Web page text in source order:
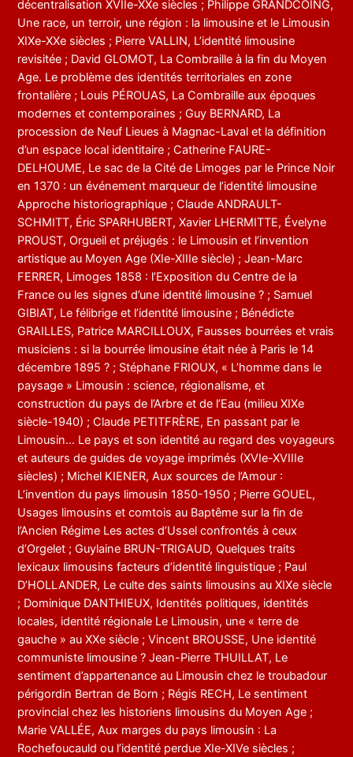
décentralisation XVIIe-XXe siècles ; Philippe GRANDCOING,
Une race, un terroir, une région : la limousine et le Limousin
XIXe-XXe siècles ; Pierre VALLIN, L’identité limousine
revisitée ; David GLOMOT, La Combraille à la fin du Moyen
Age. Le problème des identités territoriales en zone
frontalière ; Louis PÉROUAS, La Combraille aux époques
modernes et contemporaines ; Guy BERNARD, La
procession de Neuf Lieues à Magnac-Laval et la définition
d’un espace local identitaire ; Catherine FAURE-
DELHOUME, Le sac de la Cité de Limoges par le Prince Noir
en 1370 : un événement marqueur de l’identité limousine
Approche historiographique ; Claude ANDRAULT-
SCHMITT, Éric SPARHUBERT, Xavier LHERMITTE, Évelyne
PROUST, Orgueil et préjugés : le Limousin et l’invention
artistique au Moyen Age (XIe-XIIIe siècle) ; Jean-Marc
FERRER, Limoges 1858 : l’Exposition du Centre de la
France ou les signes d’une identité limousine ? ; Samuel
GIBIAT, Le félibrige et l’identité limousine ; Bénédicte
GRAILLES, Patrice MARCILLOUX, Fausses bourrées et vrais
musiciens : si la bourrée limousine était née à Paris le 14
décembre 1895 ? ; Stéphane FRIOUX, « L’homme dans le
paysage » Limousin : science, régionalisme, et
construction du pays de l’Arbre et de l’Eau (milieu XIXe
siècle-1940) ; Claude PETITFRÈRE, En passant par le
Limousin… Le pays et son identité au regard des voyageurs
et auteurs de guides de voyage imprimés (XVIe-XVIIIe
siècles) ; Michel KIENER, Aux sources de l’Amour :
L’invention du pays limousin 1850-1950 ; Pierre GOUEL,
Usages limousins et comtois au Baptême sur la fin de
l’Ancien Régime Les actes d’Ussel confrontés à ceux
d’Orgelet ; Guylaine BRUN-TRIGAUD, Quelques traits
lexicaux limousins facteurs d’identité linguistique ; Paul
D’HOLLANDER, Le culte des saints limousins au XIXe siècle
; Dominique DANTHIEUX, Identités politiques, identités
locales, identité régionale Le Limousin, une « terre de
gauche » au XXe siècle ; Vincent BROUSSE, Une identité
communiste limousine ? Jean-Pierre THUILLAT, Le
sentiment d’appartenance au Limousin chez le troubadour
périgordin Bertran de Born ; Régis RECH, Le sentiment
provincial chez les historiens limousins du Moyen Age ;
Marie VALLÉE, Aux marges du pays limousin : La
Rochefoucauld ou l’identité perdue XIe-XIVe siècles ;